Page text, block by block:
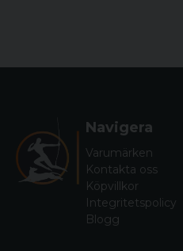
Navigera
Varumärken
Kontakta oss
Köpvillkor
Integritetspolicy
Blogg